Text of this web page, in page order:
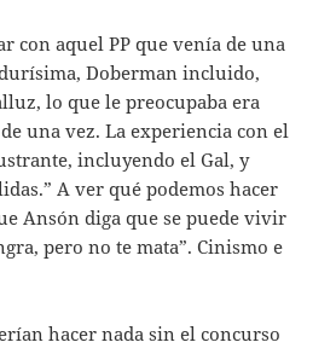
con aquel PP que venía de una
Doberman incluido,
lo que le preocupaba era
una vez. La experiencia con el
incluyendo el Gal, y
A ver qué podemos hacer
Ansón diga que se puede vivir
pero no te mata”. Cinismo e
hacer nada sin el concurso